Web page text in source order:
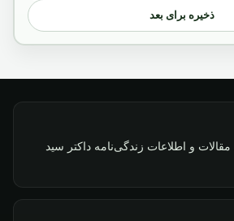
ذخیره برای بعد
و اطلاعات زندگی‌نامه داکتر سید